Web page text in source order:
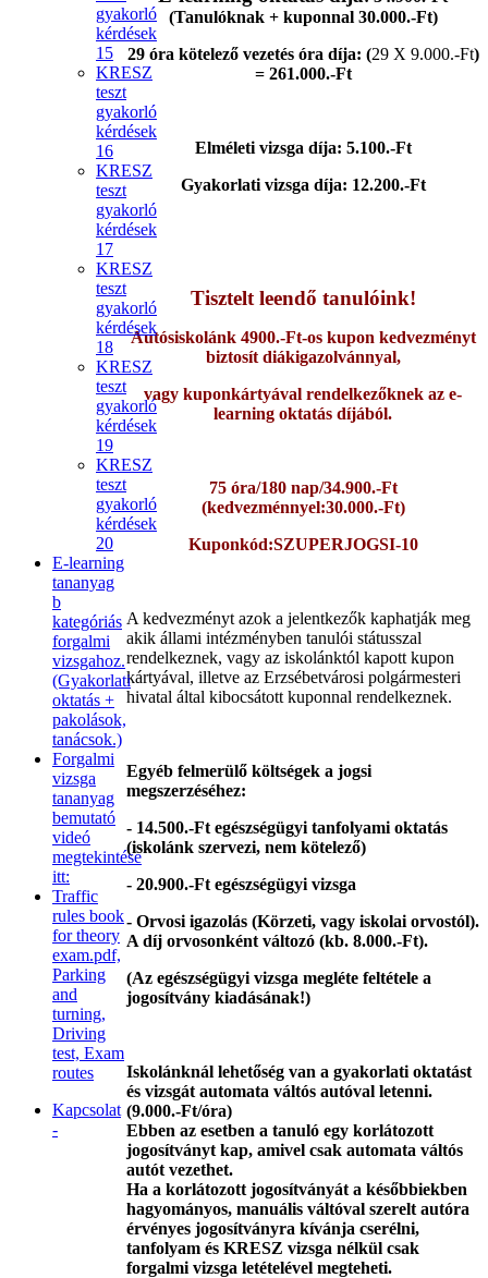
(Tanulóknak + kuponnal 30.000.-Ft)
29 óra kötelező vezetés óra díja: (29X 9.000.-Ft)
= 261.000.-Ft
Elméleti vizsga díja: 5.100.-Ft
Gyakorlati vizsga díja: 12.200.-Ft
Tisztelt leendő tanulóink!
Autósiskolánk 4900.-Ft-os kupon kedvezményt
biztosít diákigazolvánnyal,
vagy kuponkártyával rendelkezőknek az e-
learning oktatás díjából.
75 óra/180 nap/34.900.-Ft
(kedvezménnyel:30.000.-Ft)
Kuponkód:SZUPERJOGSI-10
A kedvezményt azok a jelentkezők kaphatják meg
akik állami intézményben tanulói státusszal
rendelkeznek, vagy az iskolánktól kapott kupon
kártyával, illetve az Erzsébetvárosi polgármesteri
hivatal által kibocsátott kuponnal rendelkeznek.
Egyéb felmerülő költségek a jogsi
megszerzéséhez:
- 14.500.-Ft egészségügyi tanfolyami oktatás
(iskolánk szervezi, nem kötelező)
- 20.900.-Ft egészségügyi vizsga
- Orvosi igazolás (Körzeti, vagy iskolai orvostól).
A díj orvosonként változó (kb. 8.000.-Ft).
(Az egészségügyi vizsga megléte feltétele a
jogosítvány kiadásának!)
Iskolánknál lehetőség van a gyakorlati oktatást
és vizsgát automata váltós autóval letenni.
(9.000.-Ft/óra)
Ebben az esetben a tanuló egy korlátozott
jogosítványt kap, amivel csak automata váltós
autót vezethet.
Ha a korlátozott jogosítványát a későbbiekben
hagyományos, manuális váltóval szerelt autóra
érvényes jogosítványra kívánja cserélni,
tanfolyam és KRESZ vizsga nélkül csak
forgalmi vizsga letételével megteheti.
gyakorló
kérdések
15
KRESZ
teszt
gyakorló
kérdések
16
KRESZ
teszt
gyakorló
kérdések
17
KRESZ
teszt
gyakorló
kérdések
18
KRESZ
teszt
gyakorló
kérdések
19
KRESZ
teszt
gyakorló
kérdések
20
E-learning
tananyag
b
kategóriás
forgalmi
vizsgahoz.
(Gyakorlati
oktatás +
pakolások,
tanácsok.)
Forgalmi
vizsga
tananyag
bemutató
videó
megtekintése
itt:
Traffic
rules book
for theory
exam.pdf,
Parking
and
turning,
Driving
test, Exam
routes
Kapcsolat
-